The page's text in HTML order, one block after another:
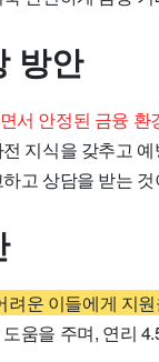
방안
서 안정된 금융
지식을 갖추고
고 상담을 받는
운 이들에게 지
움을 주며, 연리